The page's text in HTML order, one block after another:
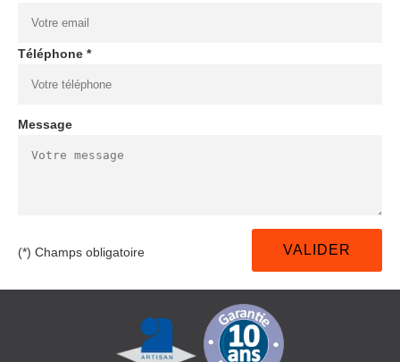
Téléphone *
Message
(*) Champs obligatoire